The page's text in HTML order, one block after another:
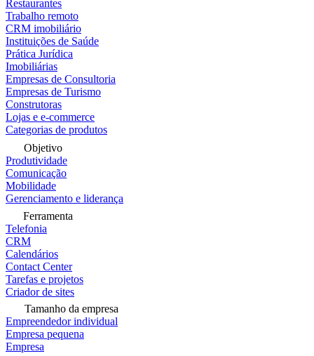
Restaurantes
Trabalho remoto
CRM imobiliário
Instituições de Saúde
Prática Jurídica
Imobiliárias
Empresas de Consultoria
Empresas de Turismo
Construtoras
Lojas e e-commerce
Categorias de produtos
Objetivo
Produtividade
Comunicação
Mobilidade
Gerenciamento e liderança
Ferramenta
Telefonia
CRM
Calendários
Contact Center
Tarefas e projetos
Criador de sites
Tamanho da empresa
Empreendedor individual
Empresa pequena
Empresa